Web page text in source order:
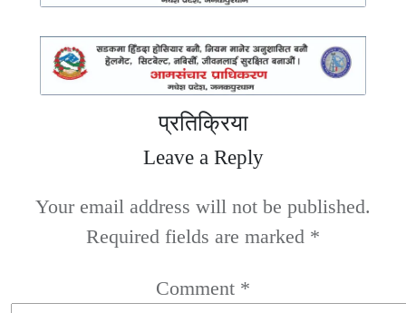
प्रतिक्रिया
Leave a Reply
Your email address will not be published.
Required fields are marked *
Comment *